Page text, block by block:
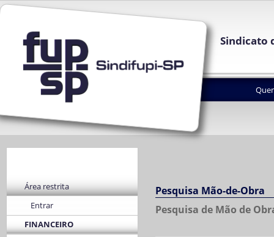
Sindicato
Área restrita
Entrar
FINANCEIRO
Pesquisa Mão-de-Obra
Pesquisa de Mão de